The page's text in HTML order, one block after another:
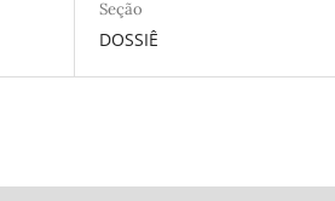
Seção
DOSSIÊ